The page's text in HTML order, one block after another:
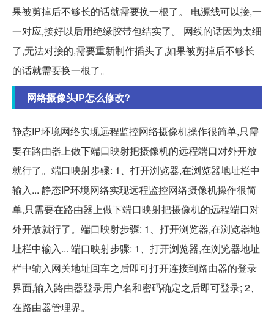
果被剪掉后不够长的话就需要换一根了。 电源线可以接,一
一对应,接好以后用绝缘胶带包结实了。 网线的话因为太细
了,无法对接的,需要重新制作插头了,如果被剪掉后不够长
的话就需要换一根了。
网络摄像头IP怎么修改?
静态IP环境网络实现远程监控网络摄像机操作很简单,只需
要在路由器上做下端口映射把摄像机的远程端口对外开放
就行了。端口映射步骤: 1、打开浏览器,在浏览器地址栏中
输入... 静态IP环境网络实现远程监控网络摄像机操作很简
单,只需要在路由器上做下端口映射把摄像机的远程端口对
外开放就行了。端口映射步骤: 1、打开浏览器,在浏览器地
址栏中输入... 端口映射步骤: 1、打开浏览器,在浏览器地址
栏中输入网关地址回车之后即可打开连接到路由器的登录
界面,输入路由器登录用户名和密码确定之后即可登录; 2、
在路由器管理界。